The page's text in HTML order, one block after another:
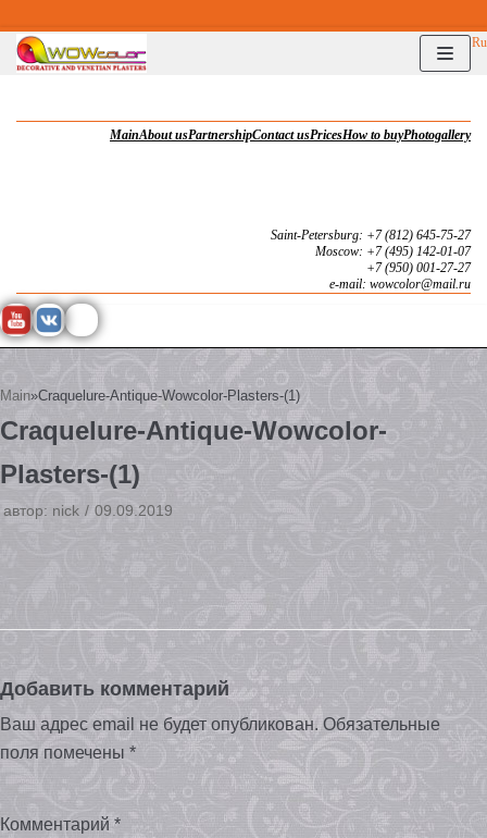
Ru
к
MainAbout usPartnershipContact usPricesHow to buyPhotogallery
Saint-Petersburg: +7 (812) 645-75-27
Moscow: +7 (495) 142-01-07
+7 (950) 001-27-27
e-mail: wowcolor@mail.ru
Main»Craquelure-Antique-Wowcolor-Plasters-(1)
Craquelure-Antique-Wowcolor-
Plasters-(1)
автор: nick 09.09.2019
Добавить комментарий
Ваш адрес email не будет опубликован. Обязательные
поля помечены *
Комментарий*